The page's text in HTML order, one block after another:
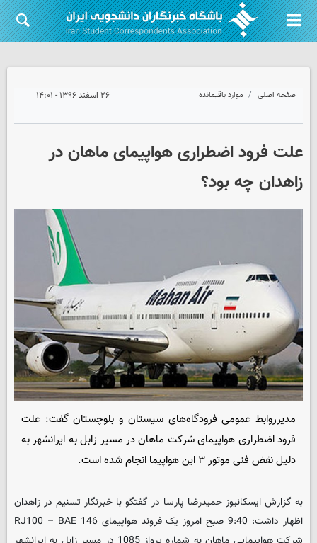
صفحه اصلی موارد باقیمانده ۲۶ اسفند ۱۳۹۶ - ۱۴:۰۱
علت فرود اضطراری هواپیمای ماهان در
زاهدان چه بود؟
مدیرروابط عمومی فرودگاه‌های سیستان و بلوچستان گفت: علت
فرود اضطراری هواپیمای شرکت ماهان در مسیر زابل به ایرانشهر به
دلیل نقض فنی موتور ۳ این هواپیما انجام شده است.
به گزارش ایسکانیوز حمیدرضا پارسا در گفتگو با خبرنگار تسنیم در زاهدان
اظهار داشت: 9:40 صبح امروز یک فروند هواپیمای RJ100 – BAE 146